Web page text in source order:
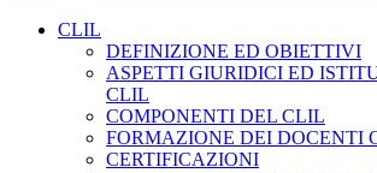
CLIL
DEFINIZIONE ED OBIETTIVI
ASPETTI GIURIDICI ED
CLIL
COMPONENTI DEL CLIL
FORMAZIONE DEI DOCENTI
CERTIFICAZIONI